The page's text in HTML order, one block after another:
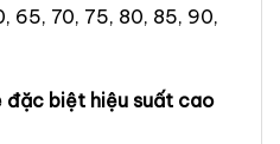
65, 70, 75, 80, 85, 90,
đặc biệt hiệu suất cao